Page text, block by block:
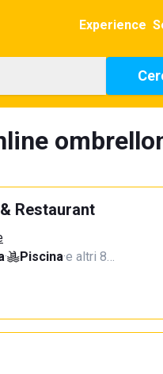
Experience
Restaurant
· Piscina·e altri 8…